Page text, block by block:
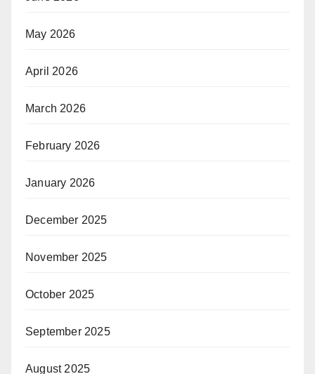
May 2026
April 2026
March 2026
February 2026
January 2026
December 2025
November 2025
October 2025
September 2025
August 2025